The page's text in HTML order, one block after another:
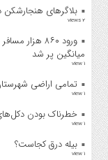
بلاگرهای هنجارشکن
2 views
میانگین پر شد
1 view
تمامی اراضی
1 view
خطرناک بودن دکل‌های
1 view
بیله درق کجاست؟
1 view